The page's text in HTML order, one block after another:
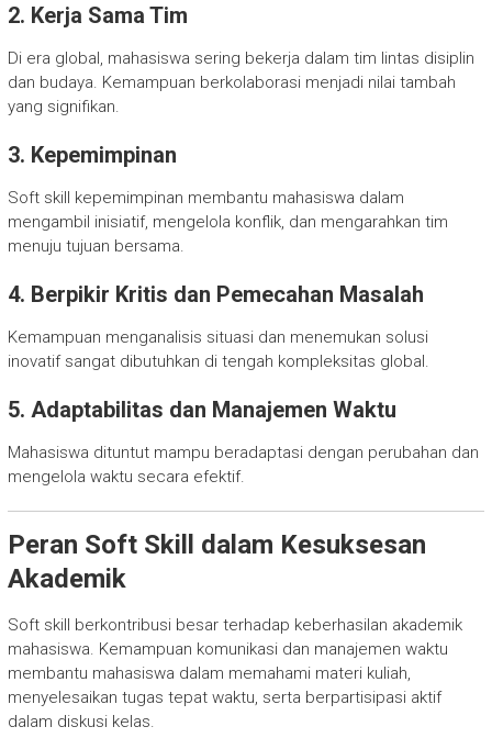
2. Kerja Sama Tim
Di era global, mahasiswa sering bekerja dalam tim lintas disiplin
dan budaya. Kemampuan berkolaborasi menjadi nilai tambah
yang signifikan.
3. Kepemimpinan
Soft skill kepemimpinan membantu mahasiswa dalam
mengambil inisiatif, mengelola konflik, dan mengarahkan tim
menuju tujuan bersama.
4. Berpikir Kritis dan Pemecahan Masalah
Kemampuan menganalisis situasi dan menemukan solusi
inovatif sangat dibutuhkan di tengah kompleksitas global.
5. Adaptabilitas dan Manajemen Waktu
Mahasiswa dituntut mampu beradaptasi dengan perubahan dan
mengelola waktu secara efektif.
Peran Soft Skill dalam Kesuksesan
Akademik
Soft skill berkontribusi besar terhadap keberhasilan akademik
mahasiswa. Kemampuan komunikasi dan manajemen waktu
membantu mahasiswa dalam memahami materi kuliah,
menyelesaikan tugas tepat waktu, serta berpartisipasi aktif
dalam diskusi kelas.